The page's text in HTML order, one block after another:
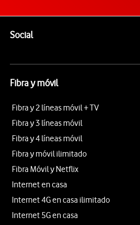
SocialEnlaces a las redes sociales
Fibra y móvil
Fibra y 2 líneas móvil + TV
Fibra y 3 líneas móvil
Fibra y 4 líneas móvil
Fibra y móvil ilimitado
Fibra Móvil y Netflix
Internet en casa
Internet 4G en casa ilimitado
Internet 5G en casa